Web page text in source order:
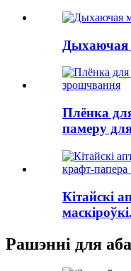
Дыхаючая
Плёнка
памеру
Кітайскі
Рашэнні для